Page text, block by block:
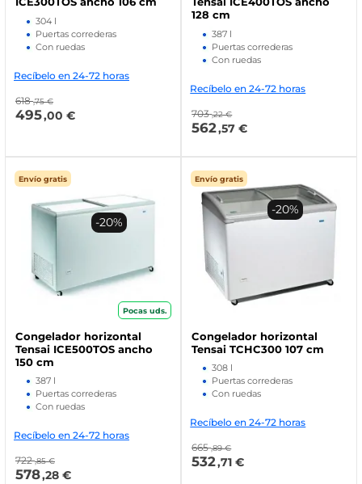
304 l
Puertas correderas
Con ruedas
Recíbelo en 24-72 horas
618 ,75 €
495,00 €
128 cm
387 l
Puertas correderas
Con ruedas
Recíbelo en 24-72 horas
703 ,22 €
562,57 €
Pocas uds.
Envío gratis
Congelador horizontal
Tensai ICE500TOS ancho
150 cm
387 l
Puertas correderas
Con ruedas
Recíbelo en 24-72 horas
722 ,85 €
578,28 €
-20%
Envío gratis
Congelador horizontal
Tensai TCHC300 107 cm
308 l
Puertas correderas
Con ruedas
Recíbelo en 24-72 horas
665 ,89 €
532,71 €
-20%